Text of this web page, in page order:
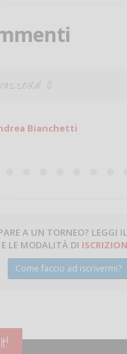
a Treviglio da poco e vorrei
Se sei in zona e puoi giocare
A UN TORNEO? LEGGI IL
E LE MODALITÀ DI
Come faccio ad iscrivermi?